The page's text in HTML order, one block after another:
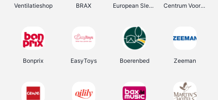
Ventilatieshop BRAX European Sleeper Centrum Voor Avondonderwijs
Bonprix EasyToys Boerenbed Zeeman